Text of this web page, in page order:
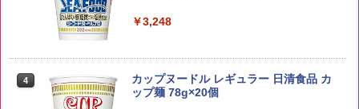
4
野沢農産 無洗米 青い流るる コシヒカリ
5kg 長野県産 令和7年産
￥3,980
4
角ハイボール 350ml×24本 サントリー ウ
イスキー ハイボール 缶
￥3,248
4
カップヌードル レギュラー 日清食品 カ
ップ麺 78g×20個